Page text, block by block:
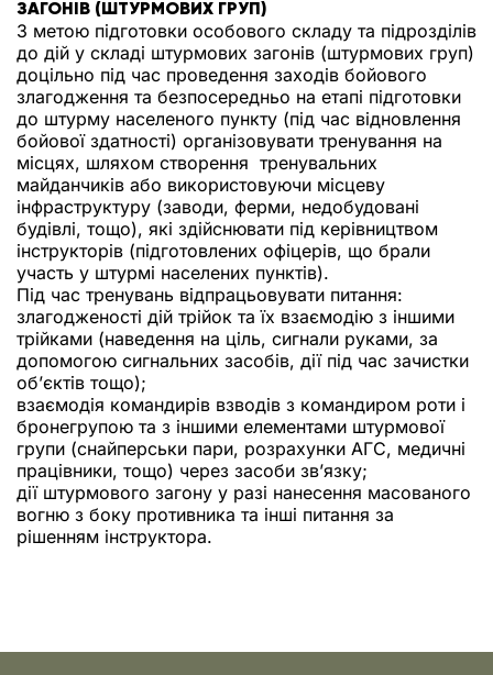
ЗАГОНІВ (ШТУРМОВИХ ГРУП)
З метою підготовки особового складу та підрозділів
до дій у складі штурмових загонів (штурмових груп)
доцільно під час проведення заходів бойового
злагодження та безпосередньо на етапі підготовки
до штурму населеного пункту (під час відновлення
бойової здатності) організовувати тренування на
місцях, шляхом створення тренувальних
майданчиків або використовуючи місцеву
інфраструктуру (заводи, ферми, недобудовані
будівлі, тощо), які здійснювати під керівництвом
інструкторів (підготовлених офіцерів, що брали
участь у штурмі населених пунктів).
Під час тренувань відпрацьовувати питання:
злагодженості дій трійок та їх взаємодію з іншими
трійками (наведення на ціль, сигнали руками, за
допомогою сигнальних засобів, дії під час зачистки
об’єктів тощо);
взаємодія командирів взводів з командиром роти і
бронегрупою та з іншими елементами штурмової
групи (снайперськи пари, розрахунки АГС, медичні
працівники, тощо) через засоби зв’язку;
дії штурмового загону у разі нанесення масованого
вогню з боку противника та інші питання за
рішенням інструктора.